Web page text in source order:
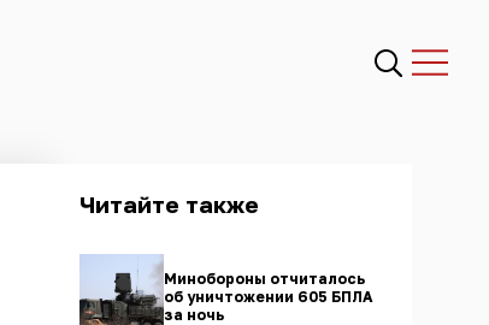
Читайте также
Минобороны отчиталось
об уничтожении 605 БПЛА
за ночь